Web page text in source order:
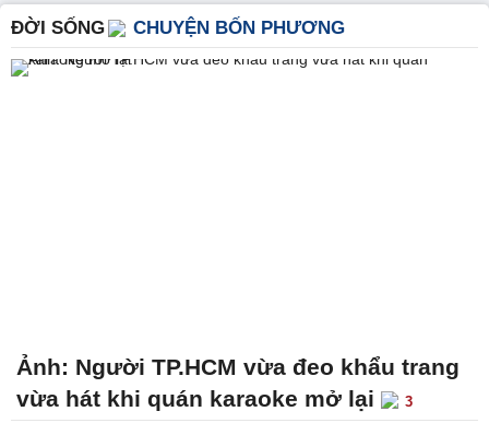
ĐỜI SỐNG CHUYỆN BỐN PHƯƠNG
Ảnh: Người TP.HCM vừa đeo khẩu trang
vừa hát khi quán karaoke mở lại
3